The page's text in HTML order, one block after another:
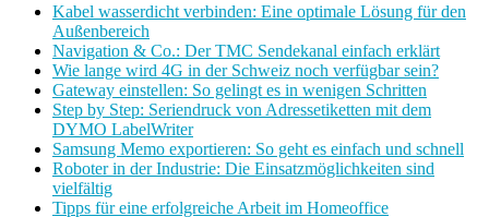
Kabel wasserdicht verbinden: Eine optimale Lösung für den
Außenbereich
Navigation & Co.: Der TMC Sendekanal einfach erklärt
Wie lange wird 4G in der Schweiz noch verfügbar sein?
Gateway einstellen: So gelingt es in wenigen Schritten
Step by Step: Seriendruck von Adressetiketten mit dem
DYMO LabelWriter
Samsung Memo exportieren: So geht es einfach und schnell
Roboter in der Industrie: Die Einsatzmöglichkeiten sind
vielfältig
Tipps für eine erfolgreiche Arbeit im Homeoffice